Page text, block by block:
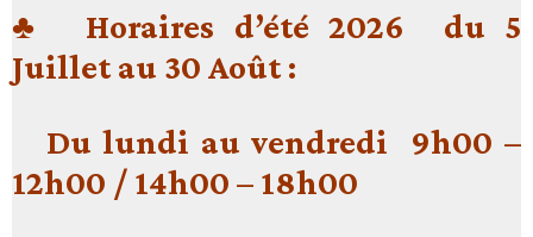
♣ Horaires d’été 2026 du 5
Juillet au 30 Août :
Du lundi au vendredi 9h00 –
12h00 / 14h00 – 18h00